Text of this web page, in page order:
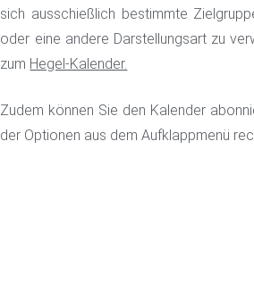
sich ausschießlich bestimmte
oder eine andere Darstellungsart zu
zum Hegel-Kalender.
Zudem können Sie den Kalender
der Optionen aus dem Aufklappmenü